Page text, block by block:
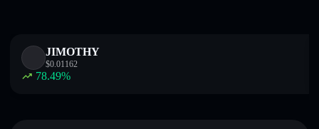
JIMOTHY
$0.01162
78.49%